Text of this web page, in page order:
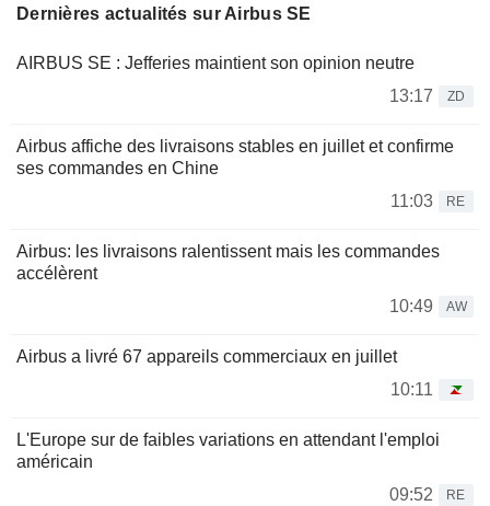
Dernières actualités sur Airbus SE
AIRBUS SE : Jefferies maintient son opinion neutre
13:17
ZD
Airbus affiche des livraisons stables en juillet et confirme
ses commandes en Chine
11:03
RE
Airbus: les livraisons ralentissent mais les commandes
accélèrent
10:49
AW
Airbus a livré 67 appareils commerciaux en juillet
10:11
L'Europe sur de faibles variations en attendant l'emploi
américain
09:52
RE